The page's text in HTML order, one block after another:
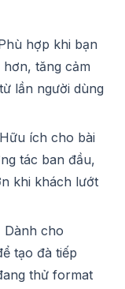
hợp khi bạn
tăng cảm
lần người dùng
Hữu ích cho bài
tác ban đầu,
khi khách lướt
Dành cho
tạo đà tiếp
thử format